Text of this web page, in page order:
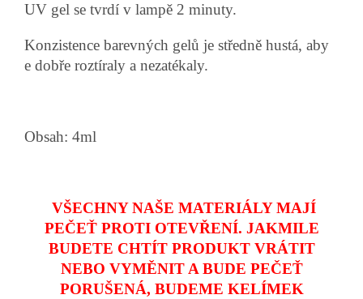
UV gel se tvrdí v lampě 2 minuty.
Konzistence barevných gelů je středně hustá, aby
e dobře roztíraly a nezatékaly.
Obsah: 4ml
VŠECHNY NAŠE MATERIÁLY MAJÍ
PEČEŤ PROTI OTEVŘENÍ. JAKMILE
BUDETE CHTÍT PRODUKT VRÁTIT
NEBO VYMĚNIT A BUDE PEČEŤ
PORUŠENÁ, BUDEME KELÍMEK